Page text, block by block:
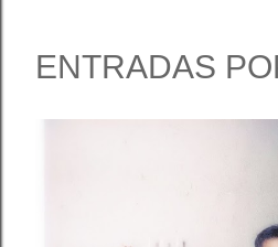
ENTRADAS